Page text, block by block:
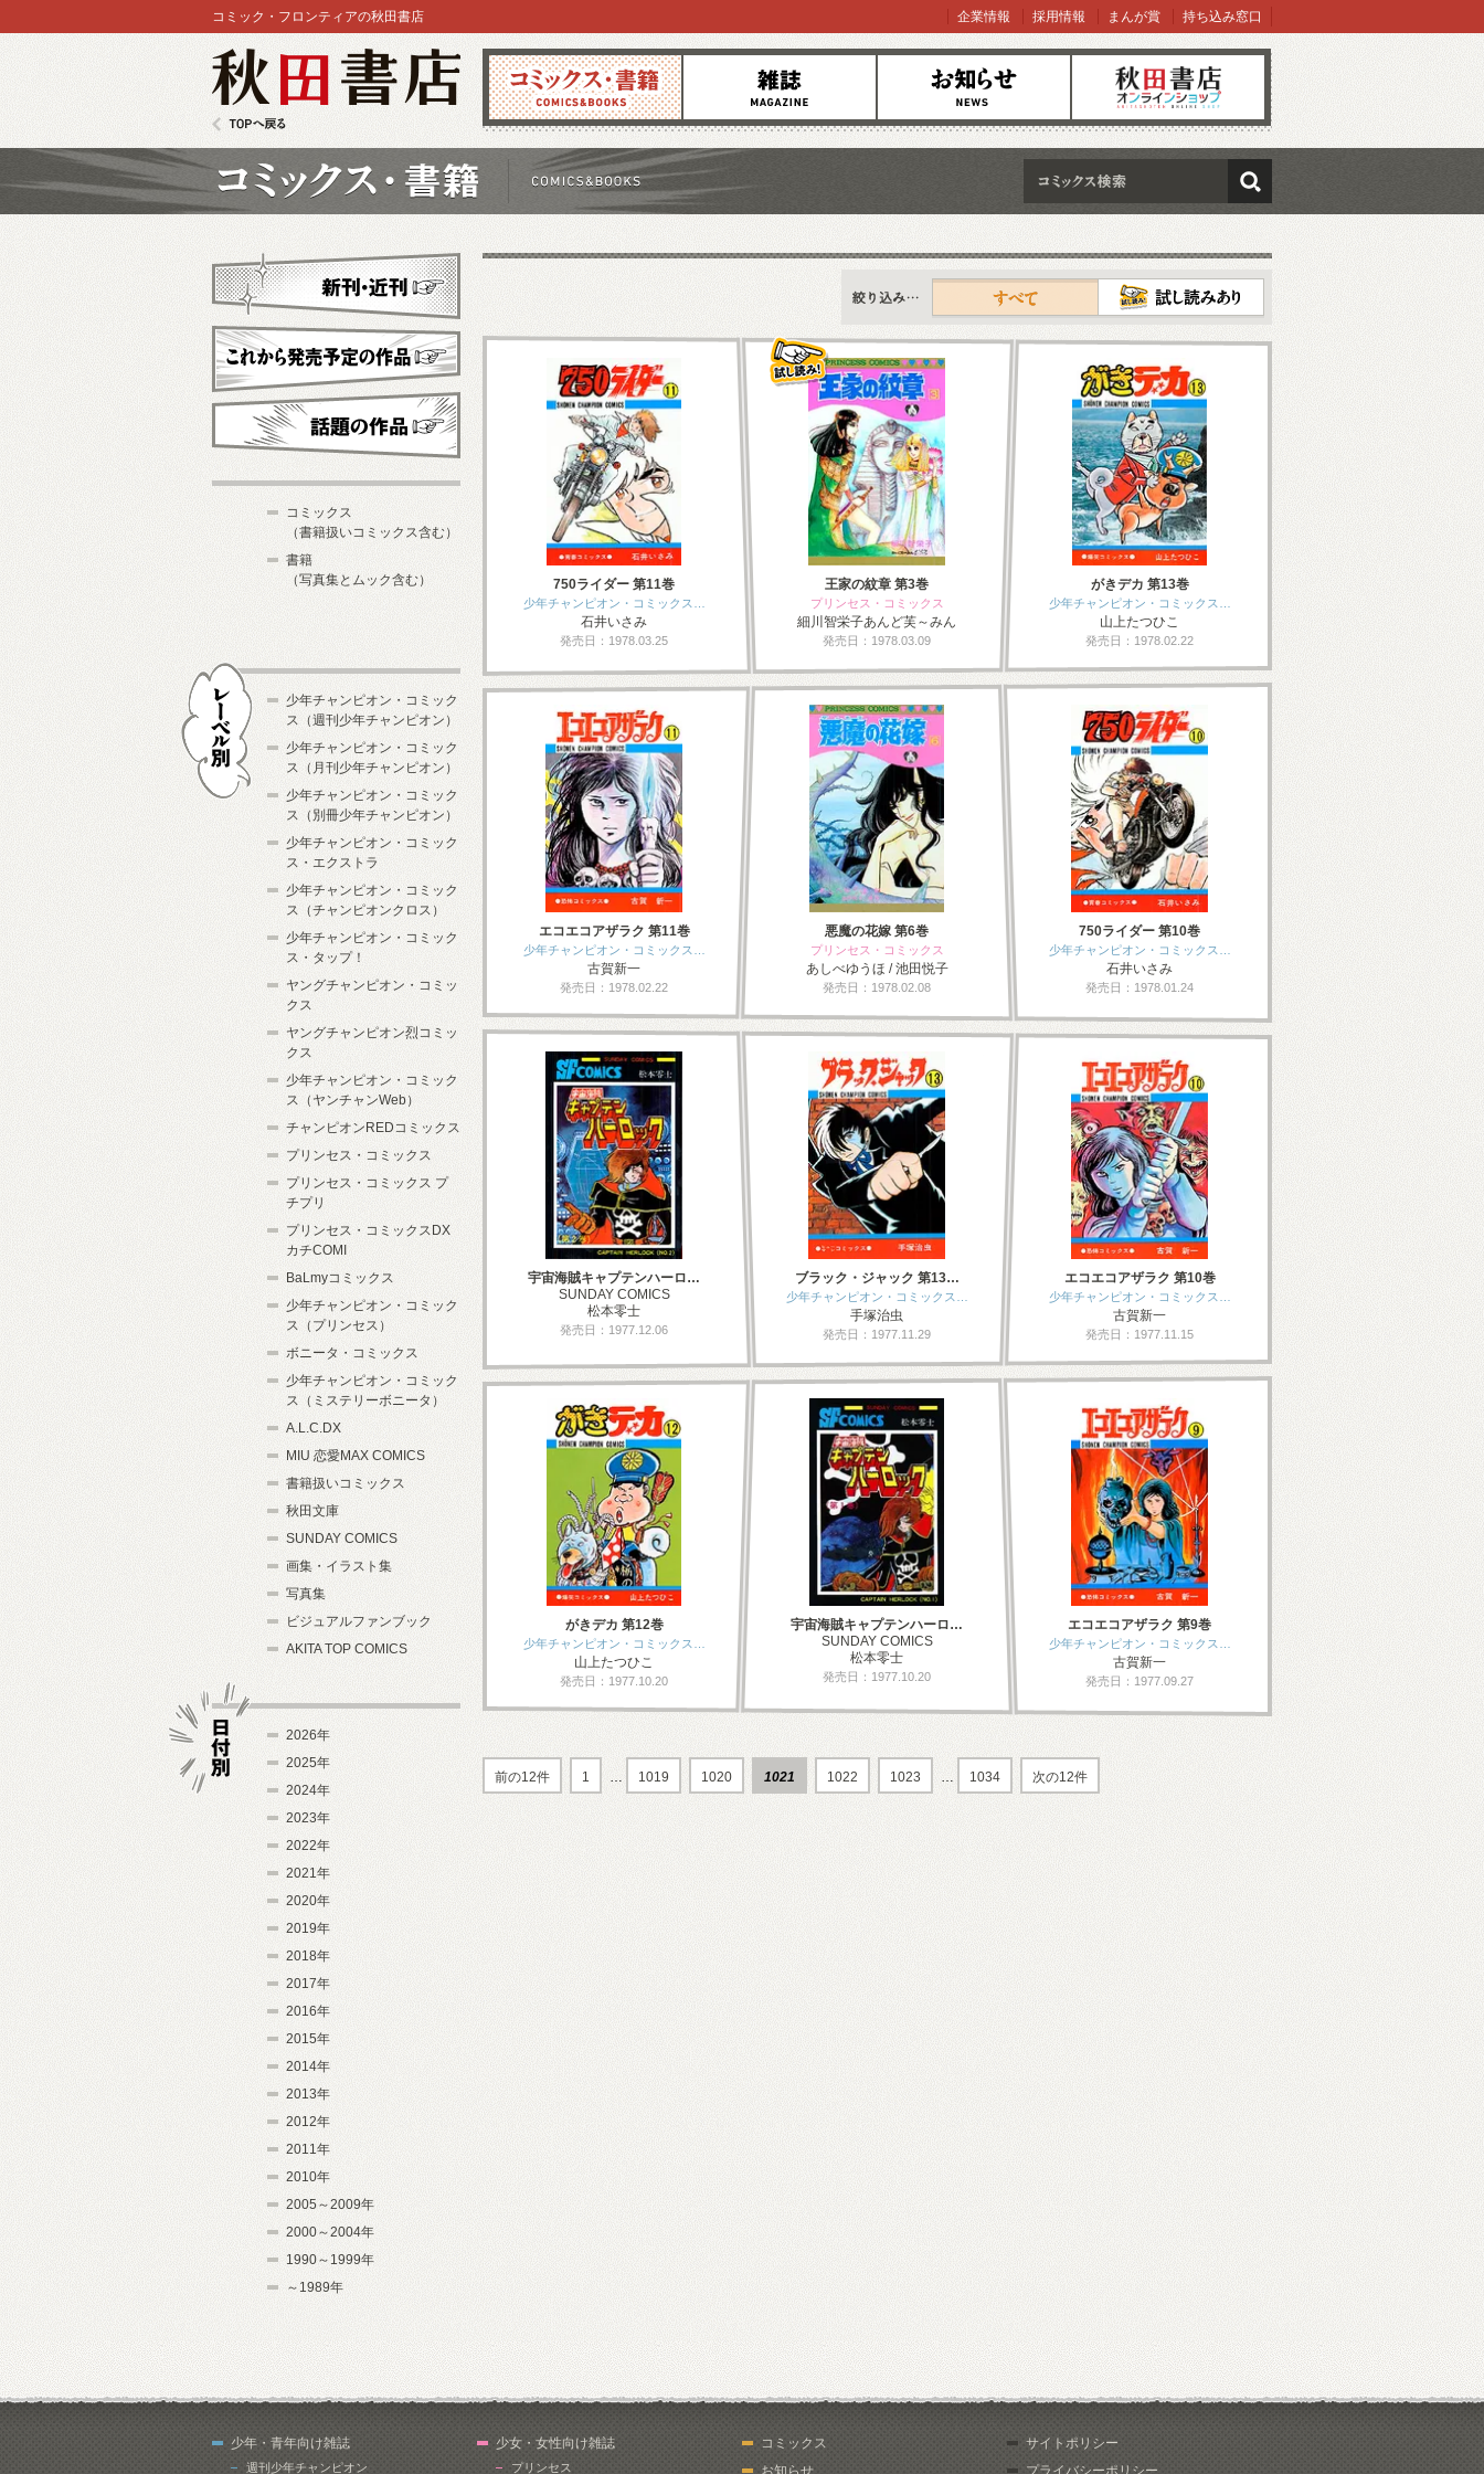
コミックス 雑誌 お知らせ オンラインショップ
コミック・フロンティアの秋田書店 企業情報 採用情報 まんが賞 持ち込み窓口
検索
新刊情報
すべて
750ライダー 第11巻
少年チャンピオン・コミックス…
石井いさみ
発売日：1978.03.25
王家の紋章 第3巻
プリンセス・コミックス
細川智栄子あんど芙～みん
発売日：1978.03.09
がきデカ 第13巻
少年チャンピオン・コミックス…
山上たつひこ
発売日：1978.02.22
エコエコアザラク 第11巻
少年チャンピオン・コミックス…
古賀新一
発売日：1978.02.22
悪魔の花嫁 第6巻
プリンセス・コミックス
あしべゆうほ / 池田悦子
発売日：1978.02.08
750ライダー 第10巻
少年チャンピオン・コミックス…
石井いさみ
発売日：1978.01.24
宇宙海賊キャプテンハーロ…
SUNDAY COMICS
松本零士
発売日：1977.12.06
ブラック・ジャック 第13…
少年チャンピオン・コミックス…
手塚治虫
発売日：1977.11.29
エコエコアザラク 第10巻
少年チャンピオン・コミックス…
古賀新一
発売日：1977.11.15
がきデカ 第12巻
少年チャンピオン・コミックス…
山上たつひこ
発売日：1977.10.20
宇宙海賊キャプテンハーロ…
SUNDAY COMICS
松本零士
発売日：1977.10.20
エコエコアザラク 第9巻
少年チャンピオン・コミックス…
古賀新一
発売日：1977.09.27
前の12件 1 … 1019 1020 1021 1022 1023 … 1034 次の12件
新刊・近刊
これから発売予定
コミックス
（書籍扱いコミックス含む）
書籍
（写真集とムック含む）
少年チャンピオン・コミック
ス（週刊少年チャンピオン）
少年チャンピオン・コミック
ス（月刊少年チャンピオン）
少年チャンピオン・コミック
ス（別冊少年チャンピオン）
少年チャンピオン・コミック
ス・エクストラ
少年チャンピオン・コミック
ス（チャンピオンクロス）
少年チャンピオン・コミック
ス・タップ！
ヤングチャンピオン・コミッ
クス
ヤングチャンピオン烈コミッ
クス
少年チャンピオン・コミック
ス（ヤンチャンWeb）
チャンピオンREDコミックス
プリンセス・コミックス
プリンセス・コミックス プ
チプリ
プリンセス・コミックスDX
カチCOMI
BaLmyコミックス
少年チャンピオン・コミック
ス（プリンセス）
ボニータ・コミックス
少年チャンピオン・コミック
ス（ミステリーボニータ）
A.L.C.DX
MIU 恋愛MAX COMICS
書籍扱いコミックス
秋田文庫
SUNDAY COMICS
画集・イラスト集
写真集
ビジュアルファンブック
AKITA TOP COMICS
2026年
2025年
2024年
2023年
2022年
2021年
2020年
2019年
2018年
2017年
2016年
2015年
2014年
2013年
2012年
2011年
2010年
2005～2009年
2000～2004年
1990～1999年
～1989年
少年・青年向け雑誌
週刊少年チャンピオン
少女・女性向け雑誌
プリンセス
コミックス
お知らせ
サイトポリシー
プライバシーポリシー